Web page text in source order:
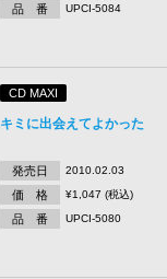
品 番 UPCI-5084
CD MAXI
キミに出会えてよかった
発売日 2010.02.03
価 格 ¥1,047 (税込)
品 番 UPCI-5080